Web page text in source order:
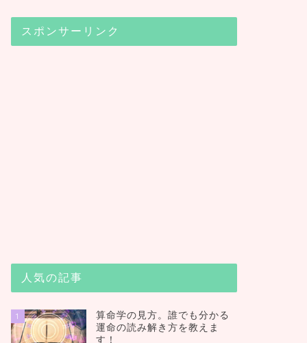
スポンサーリンク
人気の記事
1
算命学の見方。誰でも分かる
運命の読み解き方を教えま
す！